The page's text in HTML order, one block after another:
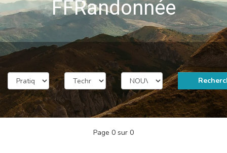
FFRandonnée
Page 0 sur 0